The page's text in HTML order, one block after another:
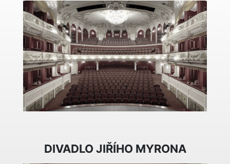
DIVADLO JIŘÍHO MYRONA